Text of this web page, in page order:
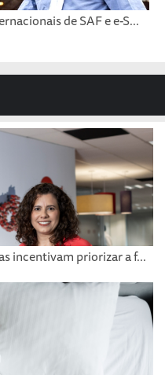
de SAF e e-S...
incentivam priorizar a f...